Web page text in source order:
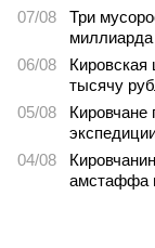
07/08
Три
миллиарда
06/08
тысячу
05/08
Кировчане
04/08
амстаффа